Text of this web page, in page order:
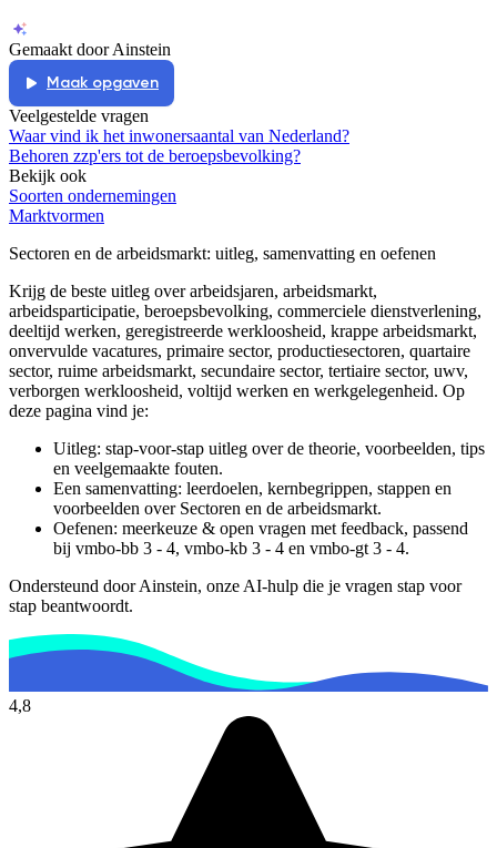
Gemaakt door Ainstein
Maak opgaven
Veelgestelde vragen
Waar vind ik het inwonersaantal van Nederland?
Behoren zzp'ers tot de beroepsbevolking?
Bekijk ook
Soorten ondernemingen
Marktvormen
Sectoren en de arbeidsmarkt: uitleg, samenvatting en oefenen
Krijg de beste uitleg over arbeidsjaren, arbeidsmarkt,
arbeidsparticipatie, beroepsbevolking, commerciele dienstverlening,
deeltijd werken, geregistreerde werkloosheid, krappe arbeidsmarkt,
onvervulde vacatures, primaire sector, productiesectoren, quartaire
sector, ruime arbeidsmarkt, secundaire sector, tertiaire sector, uwv,
verborgen werkloosheid, voltijd werken en werkgelegenheid. Op
deze pagina vind je:
Uitleg: stap-voor-stap uitleg over de theorie, voorbeelden, tips
en veelgemaakte fouten.
Een samenvatting: leerdoelen, kernbegrippen, stappen en
voorbeelden over Sectoren en de arbeidsmarkt.
Oefenen: meerkeuze & open vragen met feedback, passend
bij vmbo-bb 3 - 4, vmbo-kb 3 - 4 en vmbo-gt 3 - 4.
Ondersteund door Ainstein, onze AI-hulp die je vragen stap voor
stap beantwoordt.
4,8